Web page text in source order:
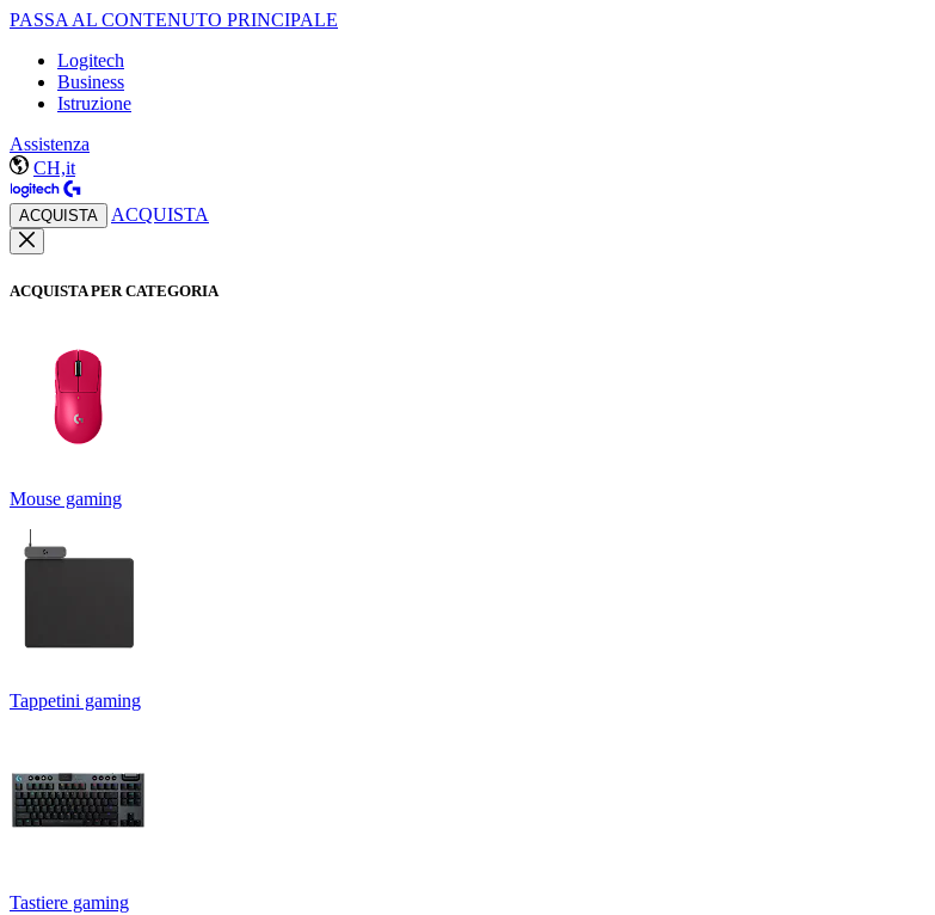
PASSA AL CONTENUTO PRINCIPALE
Logitech
Business
Istruzione
Assistenza
CH,it
ACQUISTA ACQUISTA
ACQUISTA PER CATEGORIA
Mouse gaming
Tappetini gaming
Tastiere gaming